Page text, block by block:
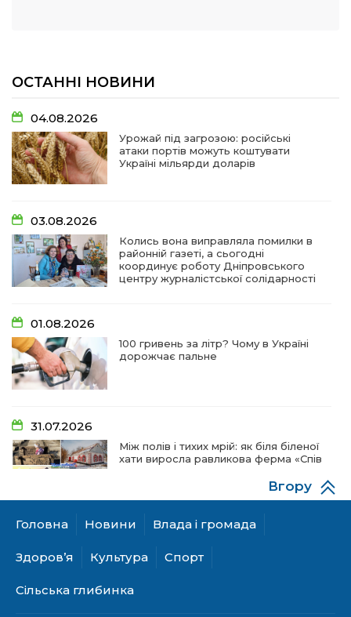
ОСТАННІ НОВИНИ
04.08.2026
Урожай під загрозою: російські
атаки портів можуть коштувати
Україні мільярди доларів
03.08.2026
Колись вона виправляла помилки в
районній газеті, а сьогодні
координує роботу Дніпровського
центру журналістської солідарності
01.08.2026
100 гривень за літр? Чому в Україні
дорожчає пальне
31.07.2026
Між полів і тихих мрій: як біля біленої
хати виросла равликова ферма «Спів
28.07.2026
ветерани разом створюють
Головна Новини Влада і громада
Здоров’я Культура Спорт
Сільська глибинка
Вгору